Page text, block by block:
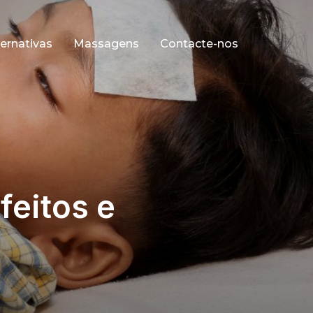
Massagens Contacte-nos
e